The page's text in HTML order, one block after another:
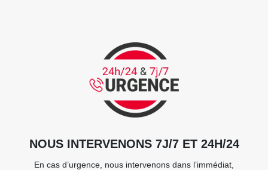
NOUS INTERVENONS 7J/7 ET 24H/24
En cas d’urgence, nous intervenons dans l’immédiat,